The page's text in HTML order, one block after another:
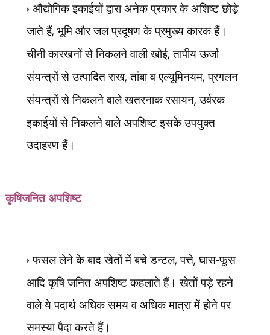
औद्योगिक इकाईयों द्वारा अनेक प्रकार के अशिष्ट छोड़े
जाते हैं, भूमि और जल प्रदूषण के प्रमुख्य कारक हैं।
चीनी कारखनों से निकलने वाली खोई,तापीय ऊर्जा
संयन्त्रों से उत्पादित राख,तांबा व एल्यूमिनयम,प्रगलन
संयन्त्रों से निकलने वाले खतरनाक रसायन,उर्वरक
इकाईयों से निकलने वाले अपशिष्ट इसके उपयुक्त
उदाहरण हैं।
कृषिजनित अपशिष्ट
फसल लेने के बाद खेतों में बचे डन्टल,पत्ते,घास-फूस
आदि कृषि जनित अपशिष्ट कहलाते हैं। खेतों पड़े रहने
वाले ये पदार्थ अधिक समय व अधिक मात्रा में होने पर
समस्या पैदा करते हैं।